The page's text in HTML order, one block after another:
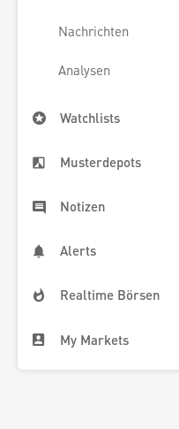
Nachrichten
Analysen
Watchlists
Musterdepots
Notizen
Alerts
Realtime Börsen
My Markets